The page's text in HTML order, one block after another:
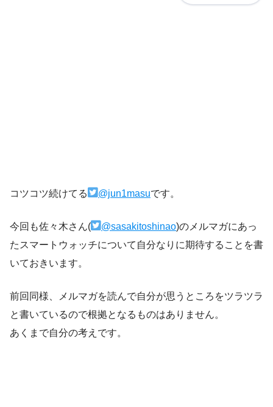
コツコツ続けてる @jun1masuです。
今回も佐々木さん( @sasakitoshinao)のメルマガにあっ
たスマートウォッチについて自分なりに期待することを書
いておきいます。
前回同様、メルマガを読んで自分が思うところをツラツラ
と書いているので根拠となるものはありません。
あくまで自分の考えです。